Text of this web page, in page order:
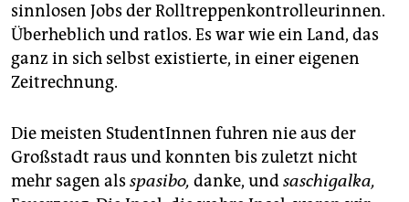
sinnlosen Jobs der Rolltreppenkontrolleurinnen.
Überheblich und ratlos. Es war wie ein Land, das
ganz in sich selbst existierte, in einer eigenen
Zeitrechnung.
Die meisten StudentInnen fuhren nie aus der
Großstadt raus und konnten bis zuletzt nicht
mehr sagen als spasibo, danke, undsaschigalka,